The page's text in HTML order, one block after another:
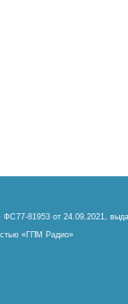
81953 от 24.09.2021,
«ГПМ Радио»